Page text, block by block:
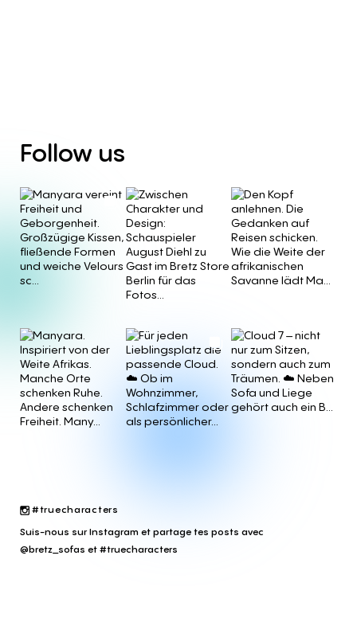
Follow us
#truecharacters
Suis-nous sur Instagram et partage tes posts avec
@bretz_sofas et #truecharacters